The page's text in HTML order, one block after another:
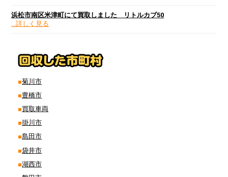
浜松市南区米津町にて買取しました リトルカブ50
…詳しく見る
菊川市
豊橋市
買取車両
掛川市
島田市
袋井市
湖西市